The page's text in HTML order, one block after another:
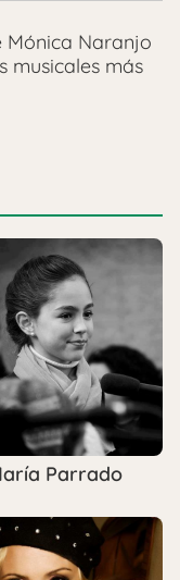
Mónica Naranjo
musicales más
Parrado